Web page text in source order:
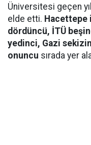
Üniversitesi geçen
elde etti. Hacettepe
dördüncü, İTÜ
yedinci, Gazi
onuncu sırada yer